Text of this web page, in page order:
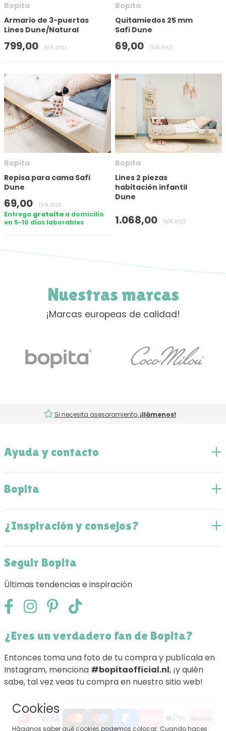
Bopita
Armario de 3-puertas
Lines Dune/Natural
799,00 IVA incl.
Bopita
Quitamiedos 25 mm
Safi Dune
69,00 IVA incl.
Bopita
Repisa para cama Safi
Dune
69,00
IVA incl.
Entrega gratuita a domicilio
en 5-10 días laborables
Bopita
Lines 2 piezas
habitación infantil
Dune
1.068,00 IVA incl.
Nuestras marcas
¡Marcas europeas de calidad!
Si necesita asesoramiento, ¡llámenos!
Ayuda y contacto
Bopita
¿Inspiración y consejos?
Seguir Bopita
Últimas tendencias e inspiración
¿Eres un verdadero fan de Bopita?
Entonces toma una foto de tu compra y publícala en
Instagram, menciona #bopitaofficial.nl, ¡y quién
sabe, tal vez veas tu compra en nuestro sitio web!
Cookies
Háganos saber qué cookies podemos colocar. Cuando haces